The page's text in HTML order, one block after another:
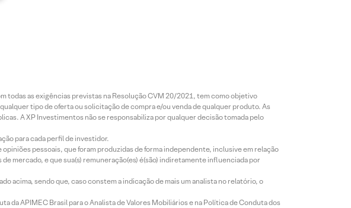
todas as exigências previstas na Resolução CVM 20/2021, tem como objetivo
tipo de oferta ou solicitação de compra e/ou venda de qualquer produto. As
A XP Investimentos não se responsabiliza por qualquer decisão tomada pelo
para cada perfil de investidor.
pessoais, que foram produzidas de forma independente, inclusive em relação
mercado, e que sua(s) remuneração(es) é(são) indiretamente influenciada por
acima, sendo que, caso constem a indicação de mais um analista no relatório, o
da APIMEC Brasil para o Analista de Valores Mobiliários e na Política de Conduta dos